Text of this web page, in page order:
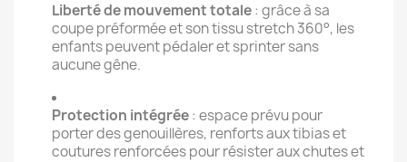
Liberté de mouvement totale: grâce à sa
coupe préformée et son tissu stretch 360°, les
enfants peuvent pédaler et sprinter sans
aucune gêne.
Protection intégrée: espace prévu pour
porter des genouillères, renforts aux tibias et
coutures renforcées pour résister aux chutes et